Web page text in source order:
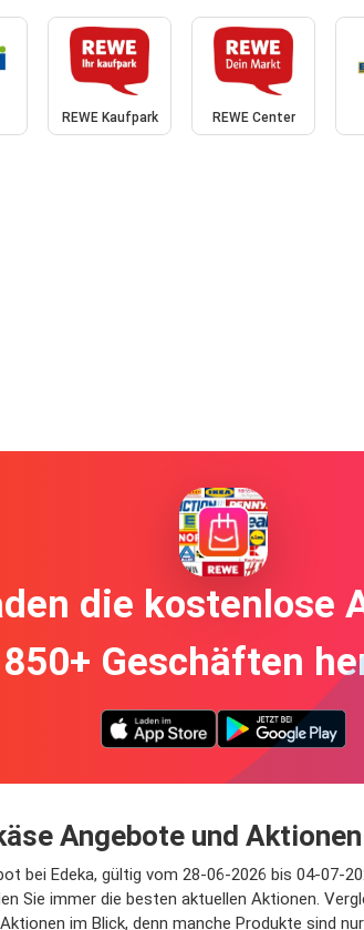
REWE Kaufpark REWE Center
die kostenlose
Geschäften
Angebote und Aktionen
bei Edeka, gültig vom 28-06-2026 bis 04-07-
Sie immer die besten aktuellen Aktionen.
im Blick, denn manche Produkte sind